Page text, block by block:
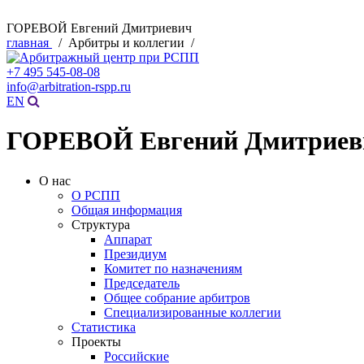
ГОРЕВОЙ Евгений Дмитриевич
главная
/ Арбитры и коллегии /
+7 495 545-08-08
info@arbitration-rspp.ru
EN
ГОРЕВОЙ Евгений
О нас
О РСПП
Общая информация
Структура
Аппарат
Президиум
Комитет по назначениям
Председатель
Общее собрание арбитров
Специализированные коллегии
Статистика
Проекты
Российские